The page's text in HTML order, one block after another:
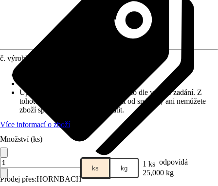
Prodej přes:HORNBACH
č. výrobku
Upozornění: toto zboží bylo vyrobeno dle vašeho zadání. Z
tohoto důvodu nemůžete odstoupit od smlouvy ani nemůžete
zboží společnosti Hornbach vrátit.
Více informací o zboží
Množství (ks)
ks kg 1 ks odpovídá
25,000 kg